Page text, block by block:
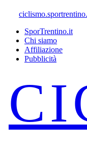
SporTrentino.it
Chi siamo
Affiliazione
Pubblicità